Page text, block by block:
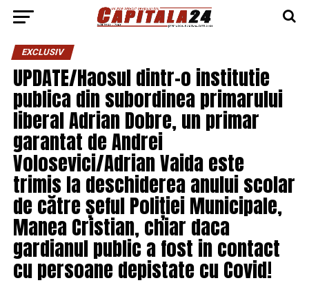
EXCLUSIV
UPDATE/Haosul dintr-o institutie
publica din subordinea primarului
liberal Adrian Dobre, un primar
garantat de Andrei
Volosevici/Adrian Vaida este
trimis la deschiderea anului scolar
de către șeful Poliției Municipale,
Manea Cristian, chiar daca
gardianul public a fost in contact
cu persoane depistate cu Covid!